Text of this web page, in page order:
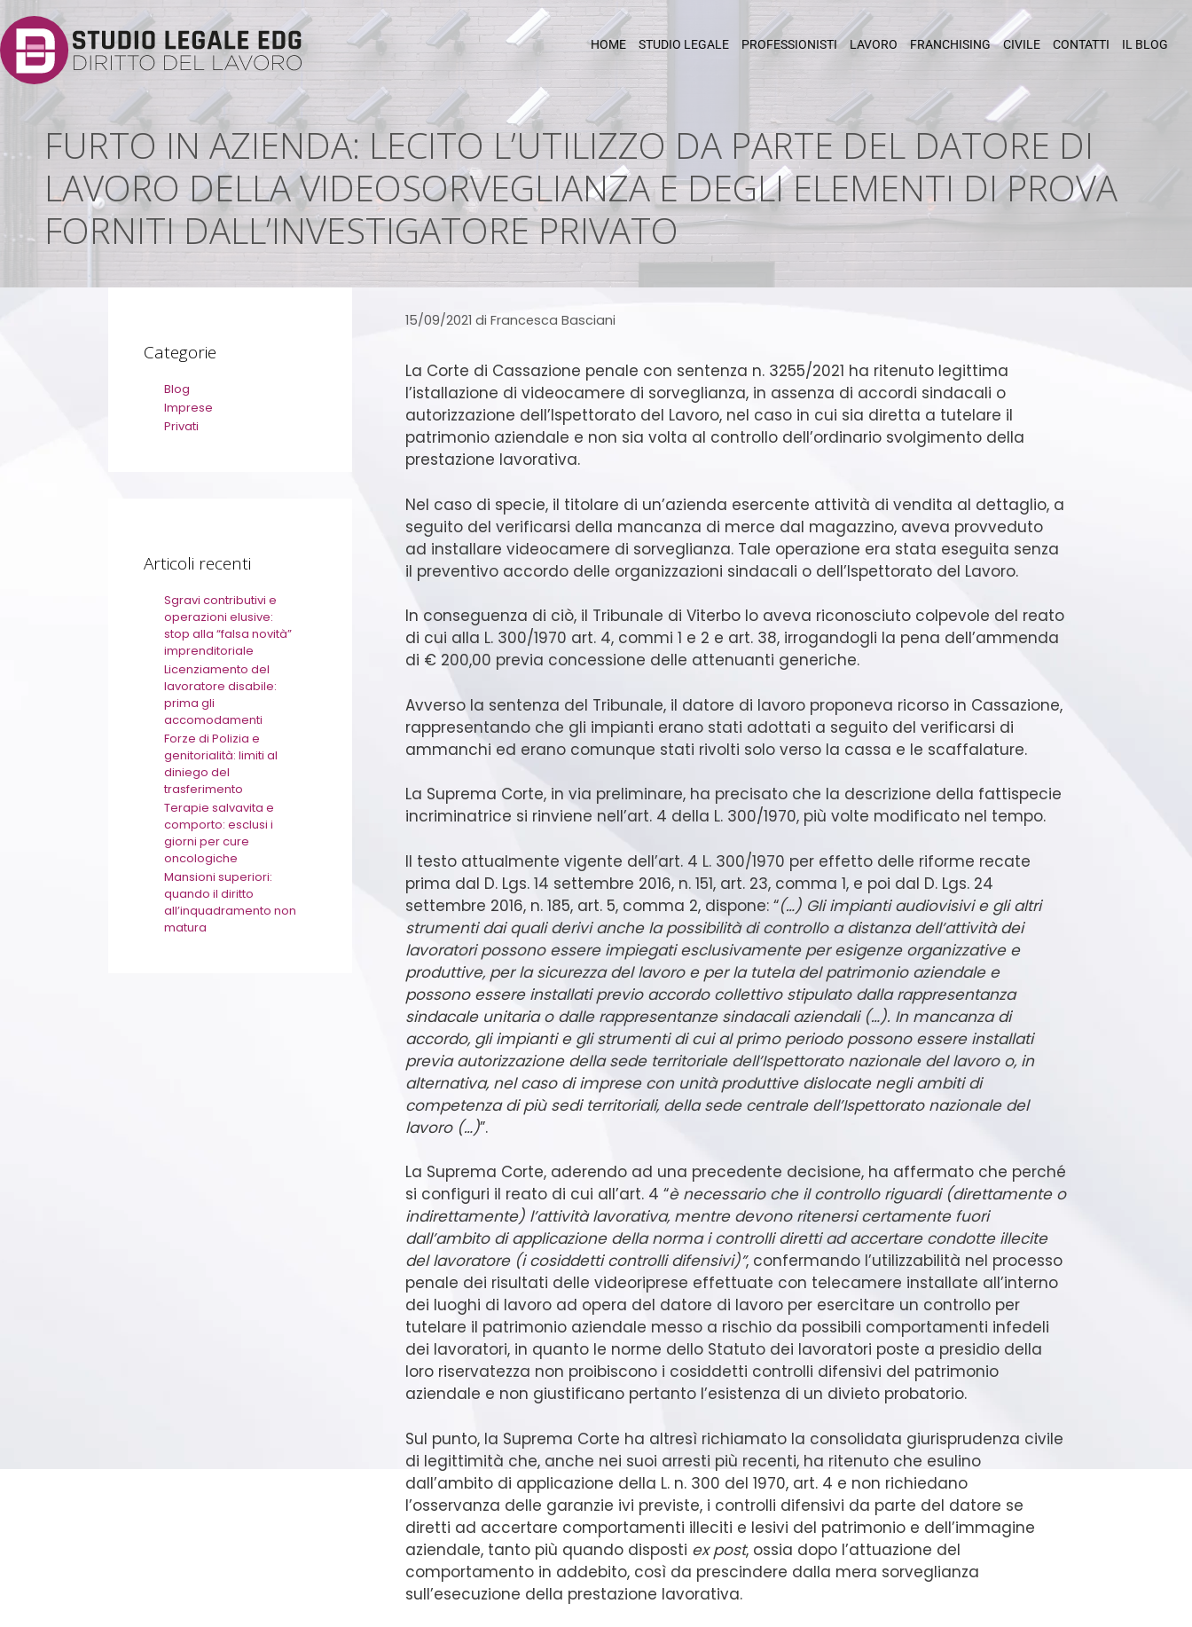
HOME STUDIO LEGALE PROFESSIONISTI LAVORO FRANCHISING CIVILE CONTATTI IL BLOG
FURTO IN AZIENDA: LECITO L’UTILIZZO DA PARTE DEL DATORE DI
LAVORO DELLA VIDEOSORVEGLIANZA E DEGLI ELEMENTI DI PROVA
FORNITI DALL’INVESTIGATORE PRIVATO
15/09/2021 di Francesca Basciani
La Corte di Cassazione penale con sentenza n. 3255/2021 ha ritenuto legittima
l’istallazione di videocamere di sorveglianza, in assenza di accordi sindacali o
autorizzazione dell’Ispettorato del Lavoro, nel caso in cui sia diretta a tutelare il
patrimonio aziendale e non sia volta al controllo dell’ordinario svolgimento della
prestazione lavorativa.
Nel caso di specie, il titolare di un’azienda esercente attività di vendita al dettaglio, a
seguito del verificarsi della mancanza di merce dal magazzino, aveva provveduto
ad installare videocamere di sorveglianza. Tale operazione era stata eseguita senza
il preventivo accordo delle organizzazioni sindacali o dell’Ispettorato del Lavoro.
In conseguenza di ciò, il Tribunale di Viterbo lo aveva riconosciuto colpevole del reato
di cui alla L. 300/1970 art. 4, commi 1 e 2 e art. 38, irrogandogli la pena dell’ammenda
di € 200,00 previa concessione delle attenuanti generiche.
Avverso la sentenza del Tribunale, il datore di lavoro proponeva ricorso in Cassazione,
rappresentando che gli impianti erano stati adottati a seguito del verificarsi di
ammanchi ed erano comunque stati rivolti solo verso la cassa e le scaffalature.
La Suprema Corte, in via preliminare, ha precisato che la descrizione della fattispecie
incriminatrice si rinviene nell’art. 4 della L. 300/1970, più volte modificato nel tempo.
Il testo attualmente vigente dell’art. 4 L. 300/1970 per effetto delle riforme recate
prima dal D. Lgs. 14 settembre 2016, n. 151, art. 23, comma 1, e poi dal D. Lgs. 24
settembre 2016, n. 185, art. 5, comma 2, dispone: “(…) Gli impianti audiovisivi e gli altri
strumenti dai quali derivi anche la possibilità di controllo a distanza dell’attività dei
lavoratori possono essere impiegati esclusivamente per esigenze organizzative e
produttive, per la sicurezza del lavoro e per la tutela del patrimonio aziendale e
possono essere installati previo accordo collettivo stipulato dalla rappresentanza
sindacale unitaria o dalle rappresentanze sindacali aziendali (…). In mancanza di
accordo, gli impianti e gli strumenti di cui al primo periodo possono essere installati
previa autorizzazione della sede territoriale dell’Ispettorato nazionale del lavoro o, in
alternativa, nel caso di imprese con unità produttive dislocate negli ambiti di
competenza di più sedi territoriali, della sede centrale dell’Ispettorato nazionale del
lavoro (…)”.
La Suprema Corte, aderendo ad una precedente decisione, ha affermato che perché
si configuri il reato di cui all’art. 4 “è necessario che il controllo riguardi (direttamente o
indirettamente) l’attività lavorativa, mentre devono ritenersi certamente fuori
dall’ambito di applicazione della norma i controlli diretti ad accertare condotte illecite
del lavoratore (i cosiddetti controlli difensivi)”, confermando l’utilizzabilità nel processo
penale dei risultati delle videoriprese effettuate con telecamere installate all’interno
dei luoghi di lavoro ad opera del datore di lavoro per esercitare un controllo per
tutelare il patrimonio aziendale messo a rischio da possibili comportamenti infedeli
dei lavoratori, in quanto le norme dello Statuto dei lavoratori poste a presidio della
loro riservatezza non proibiscono i cosiddetti controlli difensivi del patrimonio
aziendale e non giustificano pertanto l’esistenza di un divieto probatorio.
Sul punto, la Suprema Corte ha altresì richiamato la consolidata giurisprudenza civile
di legittimità che, anche nei suoi arresti più recenti, ha ritenuto che esulino
dall’ambito di applicazione della L. n. 300 del 1970, art. 4 e non richiedano
l’osservanza delle garanzie ivi previste, i controlli difensivi da parte del datore se
diretti ad accertare comportamenti illeciti e lesivi del patrimonio e dell’immagine
aziendale, tanto più quando disposti ex post, ossia dopo l’attuazione del
comportamento in addebito, così da prescindere dalla mera sorveglianza
sull’esecuzione della prestazione lavorativa.
Categorie
Blog
Imprese
Privati
Articoli recenti
Sgravi contributivi e
operazioni elusive:
stop alla “falsa novità”
imprenditoriale
Licenziamento del
lavoratore disabile:
prima gli
accomodamenti
Forze di Polizia e
genitorialità: limiti al
diniego del
trasferimento
Terapie salvavita e
comporto: esclusi i
giorni per cure
oncologiche
Mansioni superiori:
quando il diritto
all’inquadramento non
matura